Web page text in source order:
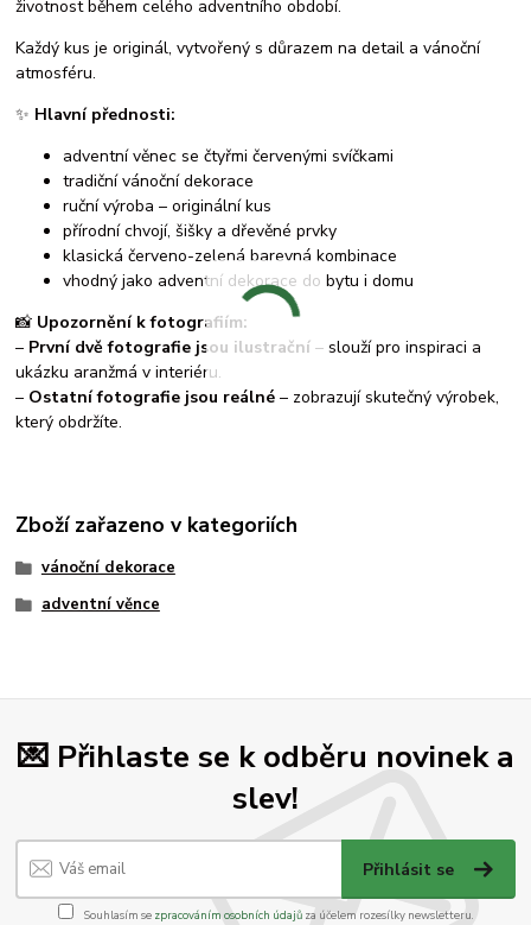
životnost během celého adventního období.
Každý kus je originál, vytvořený s důrazem na detail a vánoční
atmosféru.
✨ Hlavní přednosti:
adventní věnec se čtyřmi červenými svíčkami
tradiční vánoční dekorace
ruční výroba – originální kus
přírodní chvojí, šišky a dřevěné prvky
klasická červeno-zelená barevná kombinace
vhodný jako adventní dekorace do bytu i domu
📸 Upozornění k fotografiím:
– První dvě fotografie jsou ilustrační – slouží pro inspiraci a
ukázku aranžmá v interiéru.
– Ostatní fotografie jsou reálné – zobrazují skutečný výrobek,
který obdržíte.
Zboží zařazeno v kategoriích
vánoční dekorace
adventní věnce
💌 Přihlaste se k odběru novinek a
slev!
Přihlásit se
Souhlasím se zpracováním osobních údajůza účelem rozesílky newsletteru.